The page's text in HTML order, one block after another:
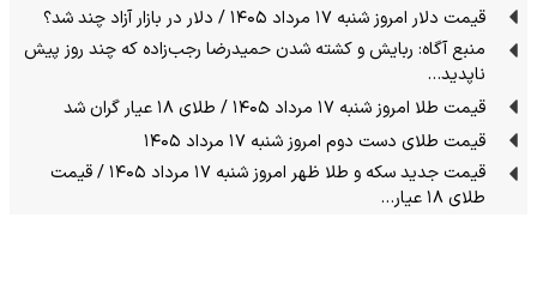
قیمت دلار امروز شنبه ۱۷ مرداد ۱۴۰۵ / دلار در بازار آزاد چند شد؟
منبع آگاه: ربایش و کشته شدن حمیدرضا رجب‌زاده که چند روز پیش
ناپدید…
قیمت طلا امروز شنبه ۱۷ مرداد ۱۴۰۵ / طلای ۱۸ عیار گران شد
قیمت طلای دست دوم امروز شنبه ۱۷ مرداد ۱۴۰۵
قیمت جدید سکه و طلا ظهر امروز شنبه ۱۷ مرداد ۱۴۰۵ / قیمت
طلای ۱۸ عیار…